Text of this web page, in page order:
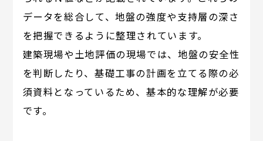
データを総合して、地盤の強度や支持層の深さ
を把握できるように整理されています。
建築現場や土地評価の現場では、地盤の安全性
を判断したり、基礎工事の計画を立てる際の必
須資料となっているため、基本的な理解が必要
です。